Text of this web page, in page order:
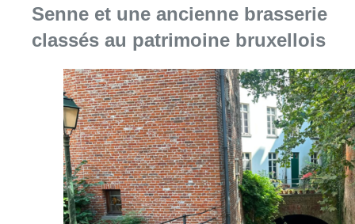
Senne et une ancienne brasserie
classés au patrimoine bruxellois